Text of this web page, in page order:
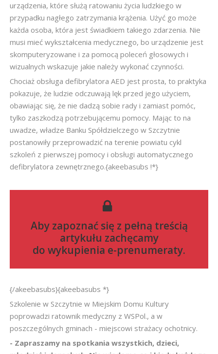
urządzenia, które służą ratowaniu życia ludzkiego w
przypadku nagłego zatrzymania krążenia. Użyć go może
każda osoba, która jest świadkiem takiego zdarzenia. Nie
musi mieć wykształcenia medycznego, bo urządzenie jest
skomputeryzowane i za pomocą poleceń głosowych i
wizualnych wskazuje jakie należy wykonać czynności.
Chociaż obsługa defibrylatora AED jest prosta, to praktyka
pokazuje, że ludzie odczuwają lęk przed jego użyciem,
obawiając się, że nie dadzą sobie rady i zamiast pomóc,
tylko zaszkodzą potrzebującemu pomocy. Mając to na
uwadze, władze Banku Spółdzielczego w Szczytnie
postanowiły przeprowadzić na terenie powiatu cykl
szkoleń z pierwszej pomocy i obsługi automatycznego
defibrylatora zewnętrznego.{akeebasubs !*}
Aby zapoznać się z pełną treścią
artykułu zachęcamy
do wykupienia e-prenumeraty.
{/akeebasubs}{akeebasubs *}
Szkolenie w Szczytnie w Miejskim Domu Kultury
poprowadzi ratownik medyczny z WSPol., a w
poszczególnych gminach - miejscowi strażacy ochotnicy.
- Zapraszamy na spotkania wszystkich, dzieci,